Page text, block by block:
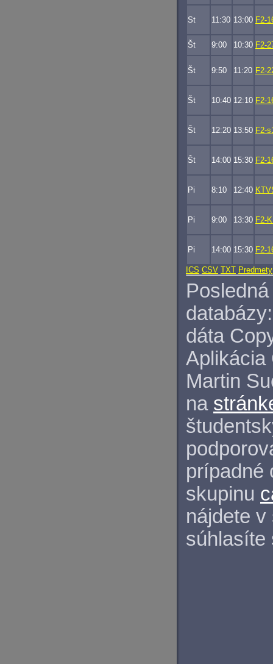
St 11:30 13:00 F2-
Št 9:00 10:30 F2-
Št 9:50 11:20 F2-
Št 10:40 12:10 F2-
Št 12:20 13:50 F2-
Št 14:00 15:30 F2-
Pi 8:10 12:40
Pi 9:00 13:30 F2-
Pi 14:00 15:30 F2-
ICS CSV TXT Predmety
databázy:
dáta
Aplikácia
Martin
na
prípadné
skupinu
nájdete